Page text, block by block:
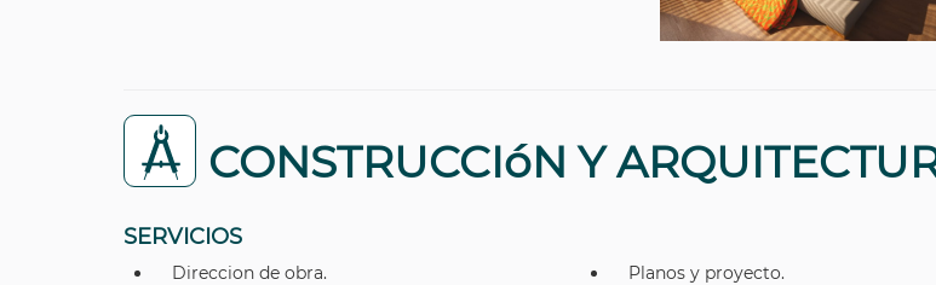
CONSTRUCCIóN Y
SERVICIOS
Direccion de obra. Planos y proyecto.